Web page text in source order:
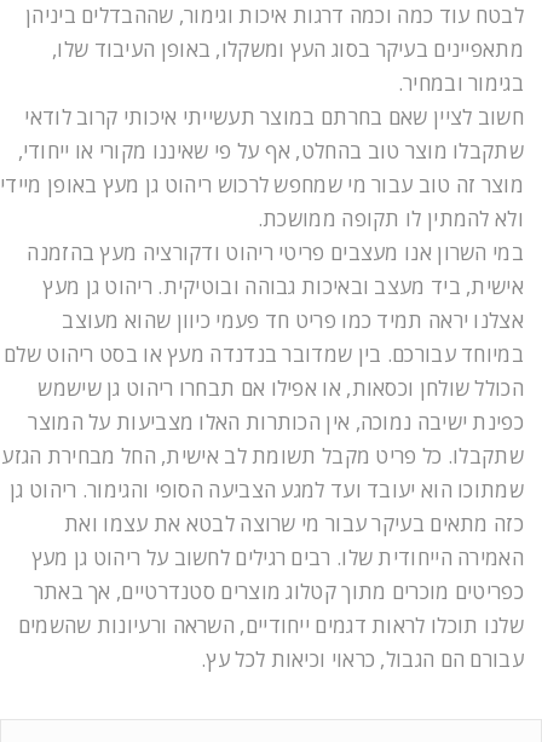
לבטח עוד כמה וכמה דרגות איכות וגימור, שההבדלים ביניהן
מתאפיינים בעיקר בסוג העץ ומשקלו, באופן העיבוד שלו,
בגימור ובמחיר.
חשוב לציין שאם בחרתם במוצר תעשייתי איכותי קרוב לודאי
שתקבלו מוצר טוב בהחלט, אף על פי שאיננו מקורי או ייחודי,
מוצר זה טוב עבור מי שמחפש לרכוש ריהוט גן מעץ באופן מיידי
ולא להמתין לו תקופה ממושכת.
במי השרון אנו מעצבים פריטי ריהוט ודקורציה מעץ בהזמנה
אישית, ביד מעצב ובאיכות גבוהה ובוטיקית. ריהוט גן מעץ
אצלנו יראה תמיד כמו פריט חד פעמי כיוון שהוא מעוצב
במיוחד עבורכם. בין שמדובר בנדנדה מעץ או בסט ריהוט שלם
הכולל שולחן וכסאות, או אפילו אם תבחרו ריהוט גן שישמש
כפינת ישיבה נמוכה, אין הכותרות האלו מצביעות על המוצר
שתקבלו. כל פריט מקבל תשומת לב אישית, החל מבחירת הגזע
שמתוכו הוא יעובד ועד למגע הצביעה הסופי והגימור. ריהוט גן
כזה מתאים בעיקר עבור מי שרוצה לבטא את עצמו ואת
האמירה הייחודית שלו. רבים רגילים לחשוב על ריהוט גן מעץ
כפריטים מוכרים מתוך קטלוג מוצרים סטנדרטיים, אך באתר
שלנו תוכלו לראות דגמים ייחודיים, השראה ורעיונות שהשמים
עבורם הם הגבול, כראוי וכיאות לכל עץ.